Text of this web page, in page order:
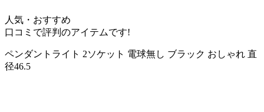
人気・おすすめ
口コミで評判のアイテムです!
ペンダントライト 2ソケット 電球無し ブラック おしゃれ 直
径46.5